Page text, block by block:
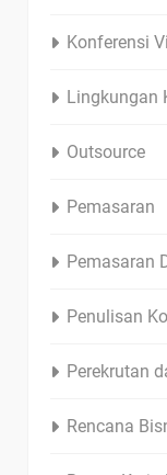
Konferensi
Lingkungan
Outsource
Pemasaran
Pemasaran
Penulisan
Perekrutan
Rencana